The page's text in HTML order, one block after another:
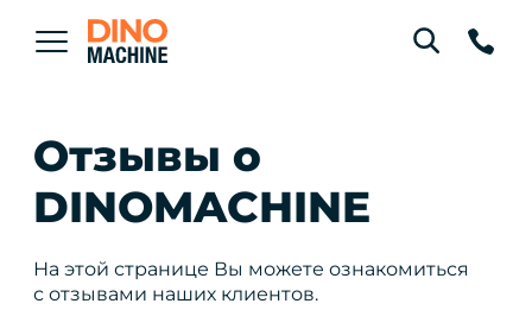
Отзывы о
DINOMACHINE
На этой странице Вы можете ознакомиться
с отзывами наших клиентов.